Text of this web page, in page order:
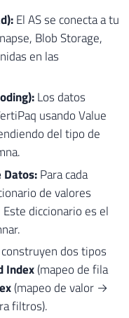
El AS se conecta a tu
Blob Storage,
en las
Los datos
usando Value
del tipo de
Datos:Para cada
de valores
diccionario es el
dos tipos
Index(mapeo de fila
(mapeo de valor →
filtros).